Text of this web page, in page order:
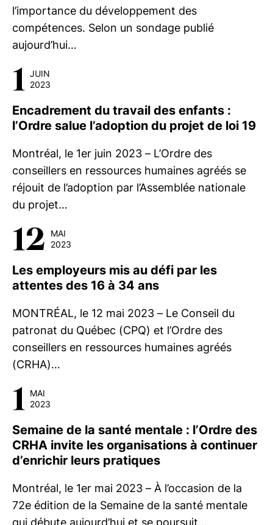
l’importance du développement des
compétences. Selon un sondage publié
aujourd’hui…
1
JUIN
2023
Encadrement du travail des enfants :
l’Ordre salue l’adoption du projet de loi 19
Montréal, le 1er juin 2023 – L’Ordre des
conseillers en ressources humaines agréés se
réjouit de l’adoption par l’Assemblée nationale
du projet…
12
MAI
2023
Les employeurs mis au défi par les
attentes des 16 à 34 ans
MONTRÉAL, le 12 mai 2023 – Le Conseil du
patronat du Québec (CPQ) et l’Ordre des
conseillers en ressources humaines agréés
(CRHA)…
1
MAI
2023
Semaine de la santé mentale : l’Ordre des
CRHA invite les organisations à continuer
d’enrichir leurs pratiques
Montréal, le 1er mai 2023 – À l’occasion de la
72e édition de la Semaine de la santé mentale
qui débute aujourd’hui et se poursuit…